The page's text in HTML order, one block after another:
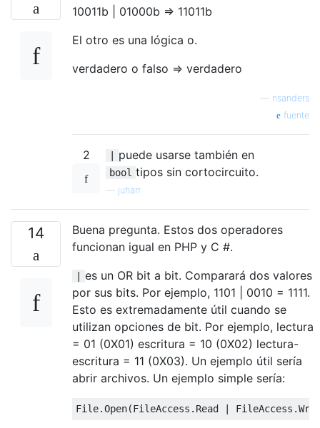
10011b | 01000b => 11011b
El otro es una lógica o.
verdadero o falso => ​​verdadero
nsanders
fuente
2 | puede usarse también en
bool tipos sin cortocircuito.
juharr
14
Buena pregunta. Estos dos operadores
funcionan igual en PHP y C #.
| es un OR bit a bit. Comparará dos valores
por sus bits. Por ejemplo, 1101 | 0010 = 1111.
Esto es extremadamente útil cuando se
utilizan opciones de bit. Por ejemplo, lectura
= 01 (0X01) escritura = 10 (0X02) lectura-
escritura = 11 (0X03). Un ejemplo útil sería
abrir archivos. Un ejemplo simple sería:
File.Open(FileAccess . Read | FileAccess .